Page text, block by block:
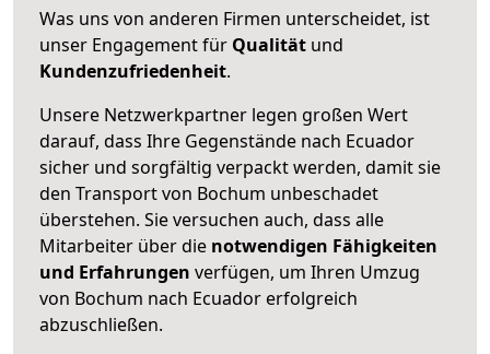
Was uns von anderen Firmen unterscheidet, ist
unser Engagement für Qualität und
Kundenzufriedenheit.
Unsere Netzwerkpartner legen großen Wert
darauf, dass Ihre Gegenstände nach Ecuador
sicher und sorgfältig verpackt werden, damit sie
den Transport von Bochum unbeschadet
überstehen. Sie versuchen auch, dass alle
Mitarbeiter über die notwendigen Fähigkeiten
und Erfahrungen verfügen, um Ihren Umzug
von Bochum nach Ecuador erfolgreich
abzuschließen.